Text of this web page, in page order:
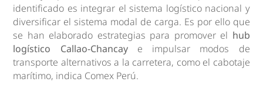
identificado es integrar el sistema logístico nacional y
diversificar el sistema modal de carga. Es por ello que
se han elaborado estrategias para promover el hub
logístico Callao-Chancaye impulsar modos de
transporte alternativos a la carretera, como el cabotaje
marítimo, indica Comex Perú.